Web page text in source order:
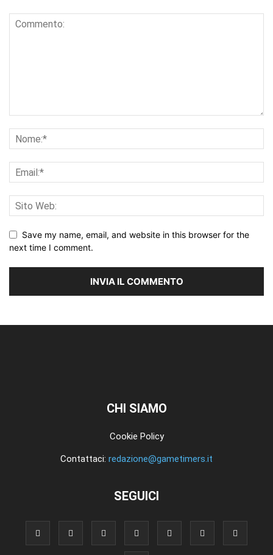
Save my name, email, and website in this browser for the
next time I comment.
CHI SIAMO
Cookie Policy
Contattaci: redazione@gametimers.it
SEGUICI